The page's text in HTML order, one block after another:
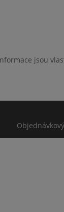
jsou